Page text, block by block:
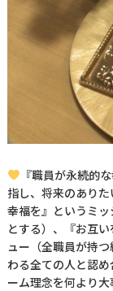
『職員が永続的
指し、将来のあり
幸福を』というミ
とする）、『お互
ュー（全職員が持
わる全ての人と認
ーム理念を何より大